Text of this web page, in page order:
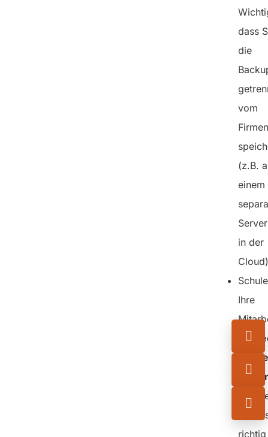
dass
die
vom
(z.B.
einem
in der
Ihre
mit
So
diese